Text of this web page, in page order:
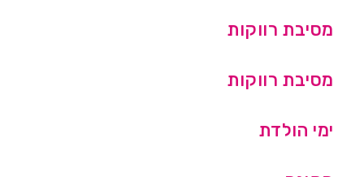
מסיבת רווקות
מסיבת רווקות
ימי הולדת